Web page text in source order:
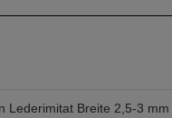
Lederimitat Breite 2,5-3 mm